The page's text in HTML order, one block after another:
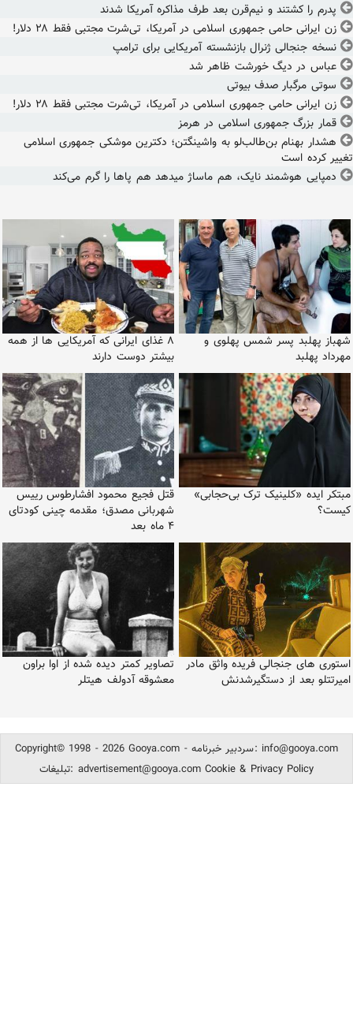
پدرم را کشتند و نیم‌قرن بعد طرف مذاکره آمریکا شدند
زن ایرانی حامی جمهوری اسلامی در آمریکا، تی‌شرت مجتبی فقط ۲۸ دلار!
نسخه جنجالی ژنرال بازنشسته آمریکایی برای ترامپ
عباس در دیگ خورشت ظاهر شد
سوتی مرگبار صدف بیوتی
زن ایرانی حامی جمهوری اسلامی در آمریکا، تی‌شرت مجتبی فقط ۲۸ دلار!
قمار بزرگ جمهوری اسلامی در هرمز
هشدار بهنام بن‌طالب‌لو به واشینگتن؛ دکترین موشکی جمهوری اسلامی
تغییر کرده است
دمپایی هوشمند نایک، هم ماساژ میدهد هم پاها را گرم می‌کند
۸ غذای ایرانی که آمریکایی ها از همه
بیشتر دوست دارند
شهباز پهلبد پسر شمس پهلوی و
مهرداد پهلبد
قتل فجیع محمود افشارطوس رییس
شهربانی مصدق؛ مقدمه چینی کودتای
۴ ماه بعد
مبتکر ایده «کلینیک ترک بی‌حجابی»
کیست؟
تصاویر کمتر دیده شده از اوا براون
معشوقه آدولف هیتلر
استوری های جنجالی فریده واثق مادر
امیرتتلو بعد از دستگیرشدنش
Copyright© 1998 - 2026 Gooya.com - سردبیر خبرنامه: info@gooya.com
تبلیغات: advertisement@gooya.com Cookie & Privacy Policy